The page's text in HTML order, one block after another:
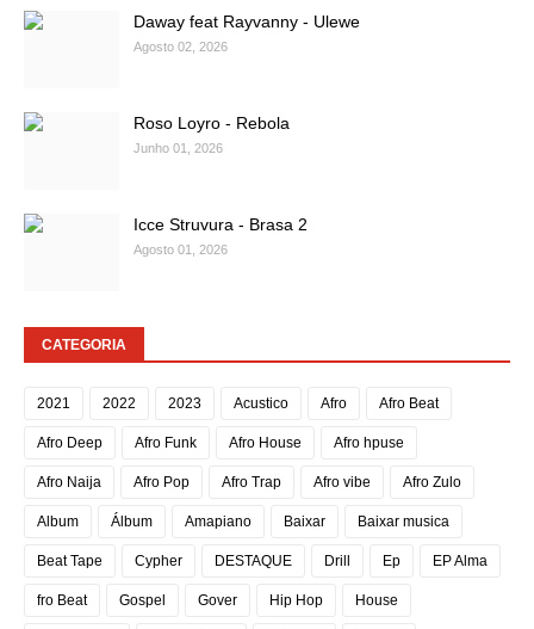
Daway feat Rayvanny - Ulewe
Agosto 02, 2026
Roso Loyro - Rebola
Junho 01, 2026
Icce Struvura - Brasa 2
Agosto 01, 2026
CATEGORIA
2021 2022 2023 Acustico Afro Afro Beat
Afro Deep Afro Funk Afro House Afro hpuse
Afro Naija Afro Pop Afro Trap Afro vibe Afro Zulo
Album Álbum Amapiano Baixar Baixar musica
Beat Tape Cypher DESTAQUE Drill Ep EP Alma
fro Beat Gospel Gover Hip Hop House